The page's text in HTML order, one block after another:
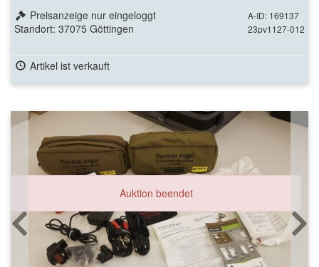
A-ID: 169137
23pv1127-012
Preisanzeige nur eingeloggt
Standort: 37075 Göttingen
Artikel ist verkauft
Auktion beendet